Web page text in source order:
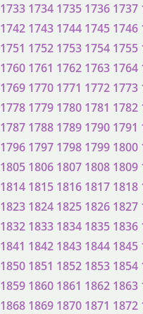
1733 1734 1735 1736 1737
1742 1743 1744 1745 1746
1751 1752 1753 1754 1755
1760 1761 1762 1763 1764
1769 1770 1771 1772 1773
1778 1779 1780 1781 1782
1787 1788 1789 1790 1791
1796 1797 1798 1799 1800
1805 1806 1807 1808 1809
1814 1815 1816 1817 1818
1823 1824 1825 1826 1827
1832 1833 1834 1835 1836
1841 1842 1843 1844 1845
1850 1851 1852 1853 1854
1859 1860 1861 1862 1863
1868 1869 1870 1871 1872